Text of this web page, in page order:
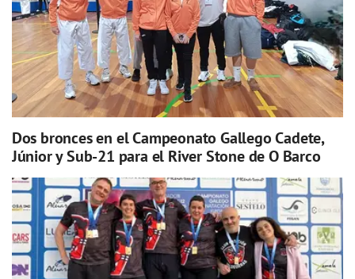
Dos bronces en el Campeonato Gallego Cadete,
Júnior y Sub-21 para el River Stone de O Barco